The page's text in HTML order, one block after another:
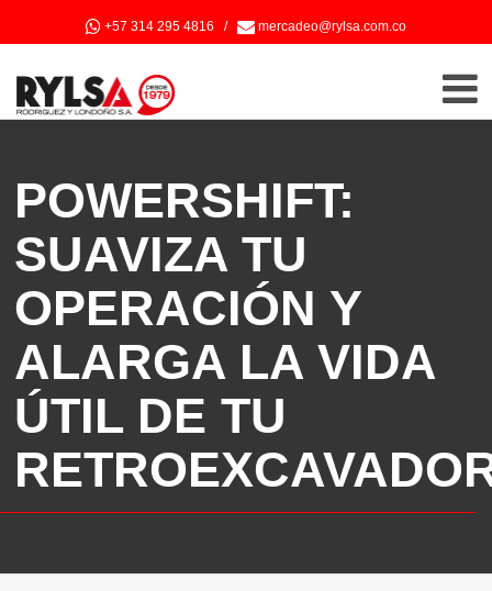
+57 314 295 4816 / mercadeo@rylsa.com.co
POWERSHIFT:
SUAVIZA TU
OPERACIÓN Y
ALARGA LA VIDA
ÚTIL DE TU